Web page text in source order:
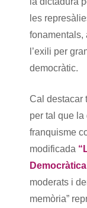
les
fonamentals,
l’exili per
democràtic.
Cal destacar
per tal que la
franquisme
modificada
moderats i
memòria”